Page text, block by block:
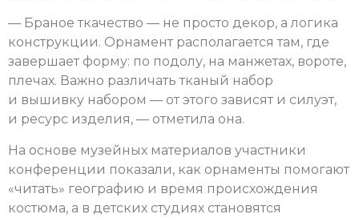
— Браное ткачество — не просто декор, а логика
конструкции. Орнамент располагается там, где
завершает форму: по подолу, на манжетах, вороте,
плечах. Важно различать тканый набор
и вышивку набором — от этого зависят и силуэт,
и ресурс изделия, — отметила она.
На основе музейных материалов участники
конференции показали, как орнаменты помогают
«читать» географию и время происхождения
костюма, а в детских студиях становятся